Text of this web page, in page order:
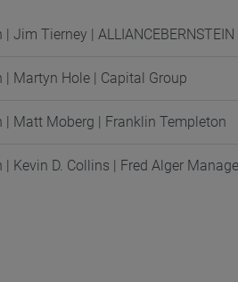
Jim Tierney | ALLIANCEBERNSTEIN
| Martyn Hole | Capital Group
| Matt Moberg | Franklin Templeton
Kevin D. Collins | Fred Alger